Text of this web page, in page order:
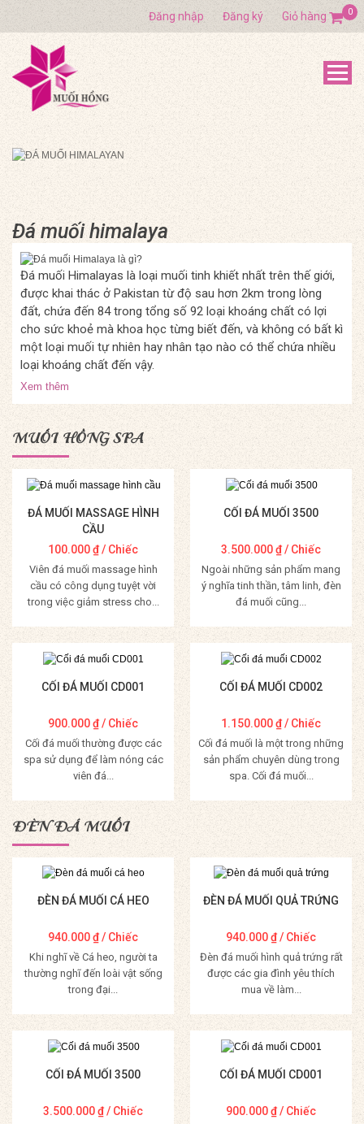
Đăng nhập Đăng ký Giỏ hàng 0
Đá muối himalaya
Đá muối Himalayas là loại muối tinh khiết nhất trên thế giới,
được khai thác ở Pakistan từ độ sau hơn 2km trong lòng
đất, chứa đến 84 trong tổng số 92 loại khoáng chất có lợi
cho sức khoẻ mà khoa học từng biết đến, và không có bất kì
một loại muối tự nhiên hay nhân tạo nào có thể chứa nhiều
loại khoáng chất đến vậy.
Xem thêm
MUỐI HỒNG SPA
ĐÁ MUỐI MASSAGE HÌNH
CẦU
100.000₫/ Chiếc
Viên đá muối massage hình
cầu có công dụng tuyệt vời
trong việc giảm stress cho...
Mua Hàng
CỐI ĐÁ MUỐI 3500
3.500.000₫/ Chiếc
Ngoài những sản phẩm mang
ý nghĩa tinh thần, tâm linh, đèn
đá muối cũng...
Mua Hàng
CỐI ĐÁ MUỐI CD001
900.000₫/ Chiếc
Cối đá muối thường được các
spa sử dụng để làm nóng các
viên đá...
Mua Hàng
CỐI ĐÁ MUỐI CD002
1.150.000₫/ Chiếc
Cối đá muối là một trong những
sản phẩm chuyên dùng trong
spa. Cối đá muối...
Mua Hàng
ĐÈN ĐÁ MUỐI
ĐÈN ĐÁ MUỐI CÁ HEO
940.000₫/ Chiếc
Khi nghĩ về Cá heo, người ta
thường nghĩ đến loài vật sống
trong đại...
Mua Hàng
ĐÈN ĐÁ MUỐI QUẢ TRỨNG
940.000₫/ Chiếc
Đèn đá muối hình quả trứng rất
được các gia đình yêu thích
mua về làm...
Mua Hàng
CỐI ĐÁ MUỐI 3500
3.500.000₫/ Chiếc
CỐI ĐÁ MUỐI CD001
900.000₫/ Chiếc